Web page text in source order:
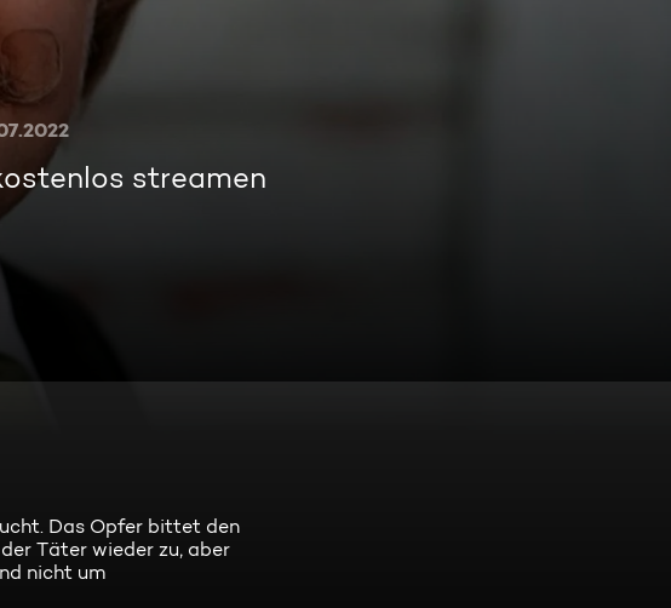
streamen
Das Opfer bittet den
Täter wieder zu, aber
nicht um